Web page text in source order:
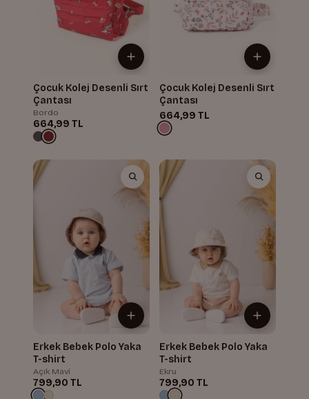
Çocuk Kolej Desenli Sırt
Çantası
Bordo
664,99 TL
Çocuk Kolej Desenli Sırt
Çantası
664,99 TL
Erkek Bebek Polo Yaka
T-shirt
Açık Mavi
799,90 TL
Erkek Bebek Polo Yaka
T-shirt
Ekru
799,90 TL